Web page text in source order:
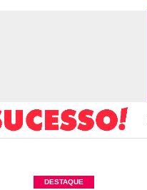
DESTAQUE